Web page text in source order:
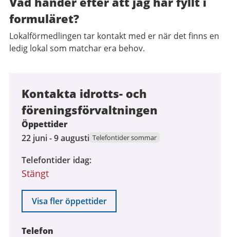
formuläret?
Lokalförmedlingen tar kontakt med er när det finns en
ledig lokal som matchar era behov.
Kontakta idrotts- och
föreningsförvaltningen
Öppettider
22
2026
till
augusti
2026
22 juni - 9 augusti Telefontider sommar
Telefontider idag
Stängt
Visa fler öppettider
Telefon